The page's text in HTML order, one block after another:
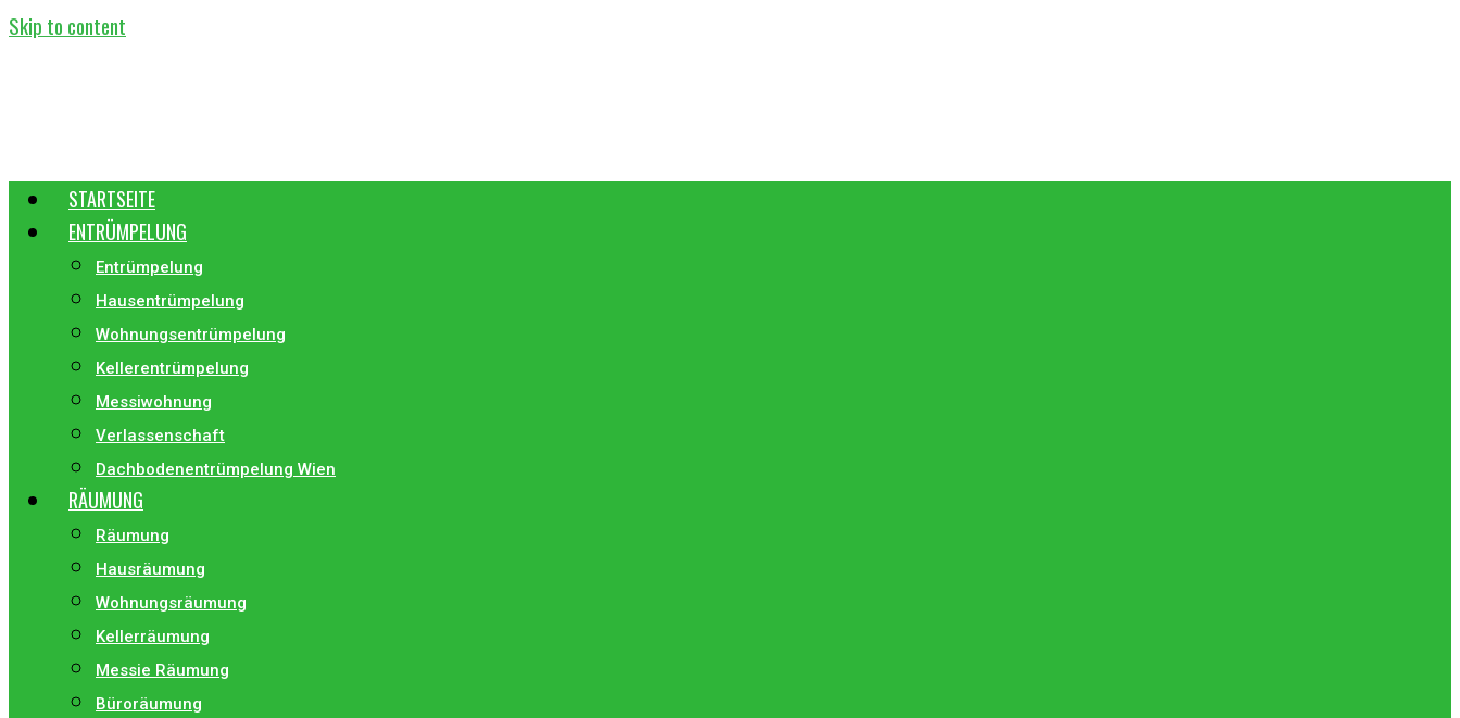
Skip to content
STARTSEITE
ENTRÜMPELUNG
Entrümpelung
Hausentrümpelung
Wohnungsentrümpelung
Kellerentrümpelung
Messiwohnung
Verlassenschaft
Dachbodenentrümpelung Wien
RÄUMUNG
Räumung
Hausräumung
Wohnungsräumung
Kellerräumung
Messie Räumung
Büroräumung